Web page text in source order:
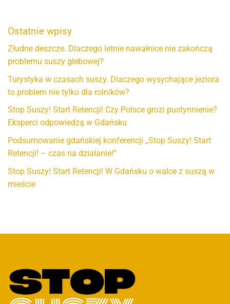
Ostatnie wpisy
Złudne deszcze. Dlaczego letnie nawałnice nie zakończą
problemu suszy glebowej?
Turystyka w czasach suszy. Dlaczego wysychające jeziora
to problem nie tylko dla rolników?
Stop Suszy! Start Retencji! Czy Polsce grozi pustynnienie?
Eksperci odpowiedzą w Gdańsku
Podsumowanie gdańskiej konferencji „Stop Suszy! Start
Retencji! – czas na działanie!”
Stop Suszy! Start Retencji! W Gdańsku o walce z suszą w
mieście